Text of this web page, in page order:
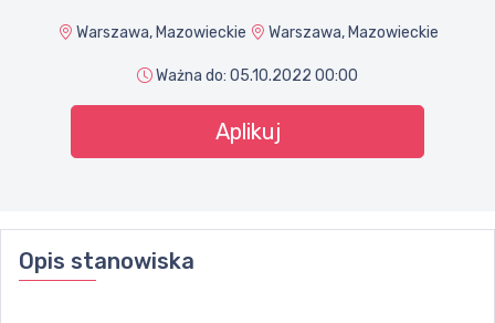
Warszawa, Mazowieckie Warszawa, Mazowieckie
Ważna do: 05.10.2022 00:00
Aplikuj
Opis stanowiska